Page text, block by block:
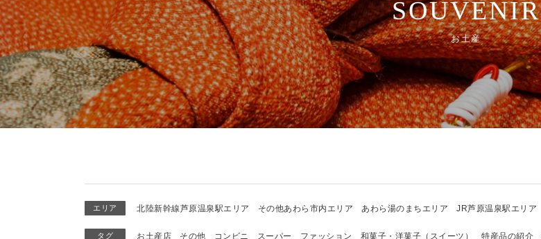
SOUVENIR
お土産
エリア 北陸新幹線芦原温泉駅エリア その他あわら市内エリア あわら湯のまちエリア JR芦原温泉駅エリア
タグ お土産店 その他 コンビニ スーパー ファッション 和菓子・洋菓子（スイーツ） 特産品の紹介